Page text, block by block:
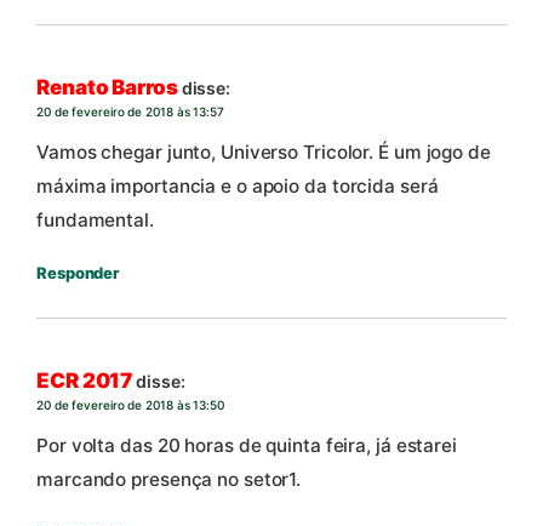
Renato Barrosdisse:
20 de fevereiro de 2018 às 13:57
Vamos chegar junto, Universo Tricolor. É um jogo de
máxima importancia e o apoio da torcida será
fundamental.
Responder
ECR 2017disse:
20 de fevereiro de 2018 às 13:50
Por volta das 20 horas de quinta feira, já estarei
marcando presença no setor1.